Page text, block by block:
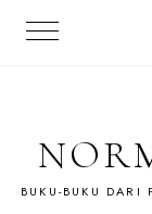
BUKU-BUKU DARI